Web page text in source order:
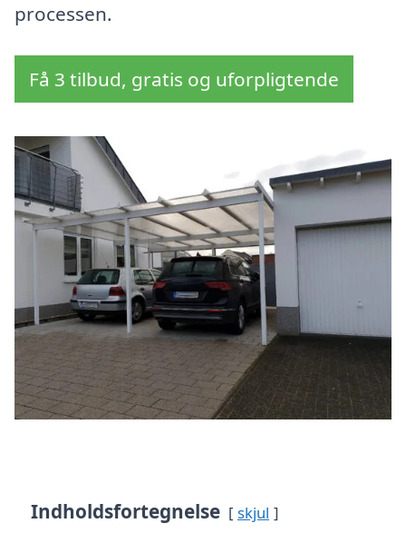
processen.
Få 3 tilbud, gratis og uforpligtende
Indholdsfortegnelse skjul